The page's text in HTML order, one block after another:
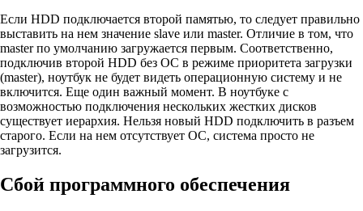
Если HDD подключается второй памятью, то следует правильно
выставить на нем значение slave или master. Отличие в том, что
master по умолчанию загружается первым. Соответственно,
подключив второй HDD без ОС в режиме приоритета загрузки
(master), ноутбук не будет видеть операционную систему и не
включится. Еще один важный момент. В ноутбуке с
возможностью подключения нескольких жестких дисков
существует иерархия. Нельзя новый HDD подключить в разъем
старого. Если на нем отсутствует ОС, система просто не
загрузится.
Сбой программного обеспечения